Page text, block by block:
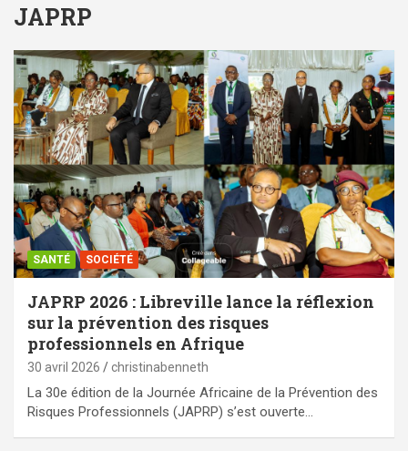
JAPRP
SANTÉ SOCIÉTÉ
JAPRP 2026 : Libreville lance la réflexion
sur la prévention des risques
professionnels en Afrique
30 avril 2026 christinabenneth
La 30e édition de la Journée Africaine de la Prévention des
Risques Professionnels (JAPRP) s’est ouverte…